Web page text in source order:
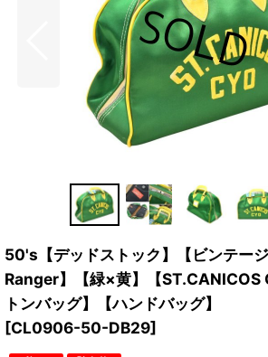
50's【デッドストック】【ビンテー
Ranger】【緑×黄】【ST.CANICOS
トンバッグ】【ハンドバッグ】
[CL0906-50-DB29]